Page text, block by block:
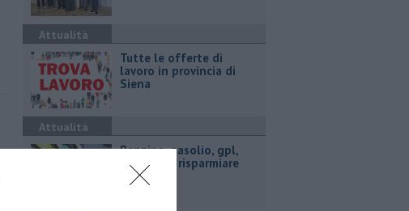
Attualità
​Tutte le offerte di
lavoro in provincia di
Siena
Attualità
​Benzina, gasolio, gpl,
ecco dove risparmiare